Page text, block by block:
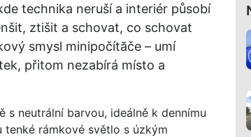
technika neruší a interiér působí
ztišit a schovat, co schovat
smysl minipočítăče – umí
přitom nezabírá místo a
s neutrální barvou, ideálně k dennímu
tenké rámkové světlo s úzkým